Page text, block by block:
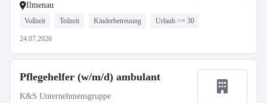
Ilmenau
Vollzeit Teilzeit Kinderbetreuung Urlaub >= 30
24.07.2026
Pflegehelfer (w/m/d) ambulant
K&S Unternehmensgruppe